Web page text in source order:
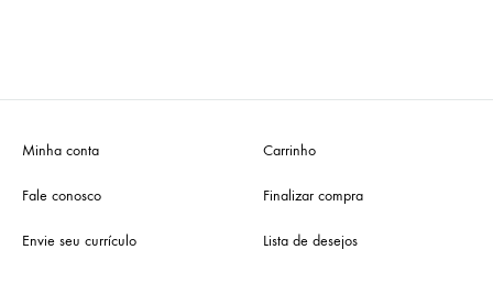
Minha conta
Fale conosco
Envie seu currículo
Carrinho
Finalizar compra
Lista de desejos